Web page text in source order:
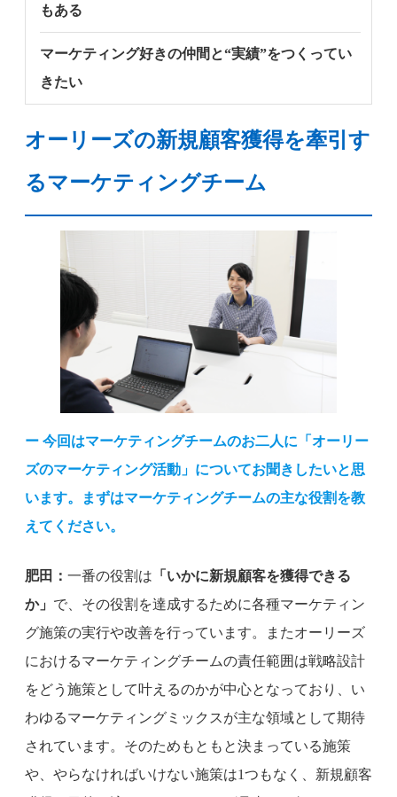
もある
マーケティング好きの仲間と“実績”をつくってい
きたい
オーリーズの新規顧客獲得を牽引す
るマーケティングチーム
ー 今回はマーケティングチームのお二人に「オーリー
ズのマーケティング活動」についてお聞きしたいと思
います。まずはマーケティングチームの主な役割を教
えてください。
肥田： 一番の役割は 「いかに新規顧客を獲得できる
か」 で、その役割を達成するために各種マーケティン
グ施策の実行や改善を行っています。またオーリーズ
におけるマーケティングチームの責任範囲は戦略設計
をどう施策として叶えるのかが中心となっており、い
わゆるマーケティングミックスが主な領域として期待
されています。そのためもともと決まっている施策
や、やらなければいけない施策は1つもなく、新規顧客